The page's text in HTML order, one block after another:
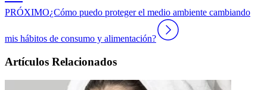
PRÓXIMO¿Cómo puedo proteger el medio ambiente cambiando
mis hábitos de consumo y alimentación?
Artículos Relacionados